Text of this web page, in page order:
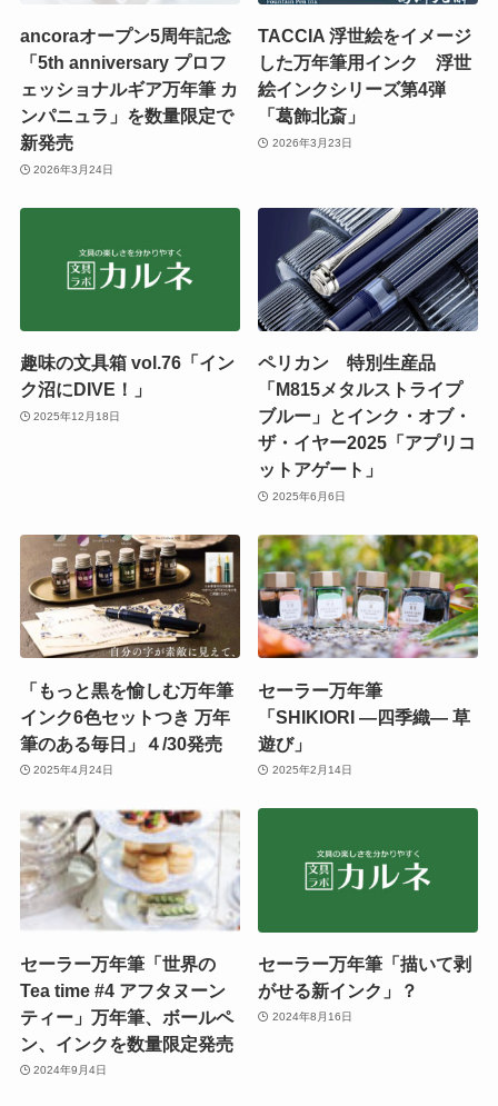
ancoraオープン5周年記念
「5th anniversary プロフ
ェッショナルギア万年筆 カ
ンパニュラ」を数量限定で
新発売
2026年3月24日
TACCIA 浮世絵をイメージ
した万年筆用インク 浮世
絵インクシリーズ第4弾
「葛飾北斎」
2026年3月23日
趣味の文具箱 vol.76「イン
ク沼にDIVE！」
2025年12月18日
ペリカン 特別生産品
「M815メタルストライプ
ブルー」とインク・オブ・
ザ・イヤー2025「アプリコ
ットアゲート」
2025年6月6日
「もっと黒を愉しむ万年筆
インク6色セットつき 万年
筆のある毎日」４/30発売
2025年4月24日
セーラー万年筆
「SHIKIORI ―四季織― 草
遊び」
2025年2月14日
セーラー万年筆「世界の
Tea time #4 アフタヌーン
ティー」万年筆、ボールペ
ン、インクを数量限定発売
2024年9月4日
セーラー万年筆「描いて剥
がせる新インク」？
2024年8月16日